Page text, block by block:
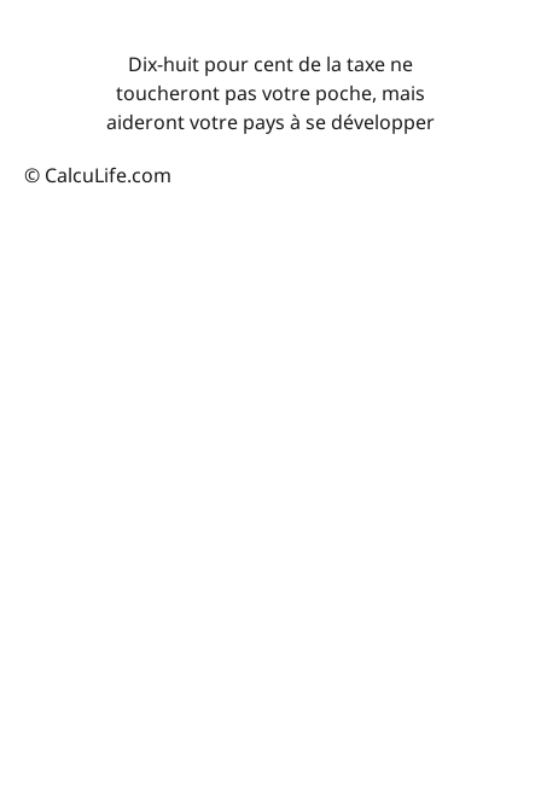
Dix-huit pour cent de la taxe ne
toucheront pas votre poche, mais
aideront votre pays à se développer
© CalcuLife.com